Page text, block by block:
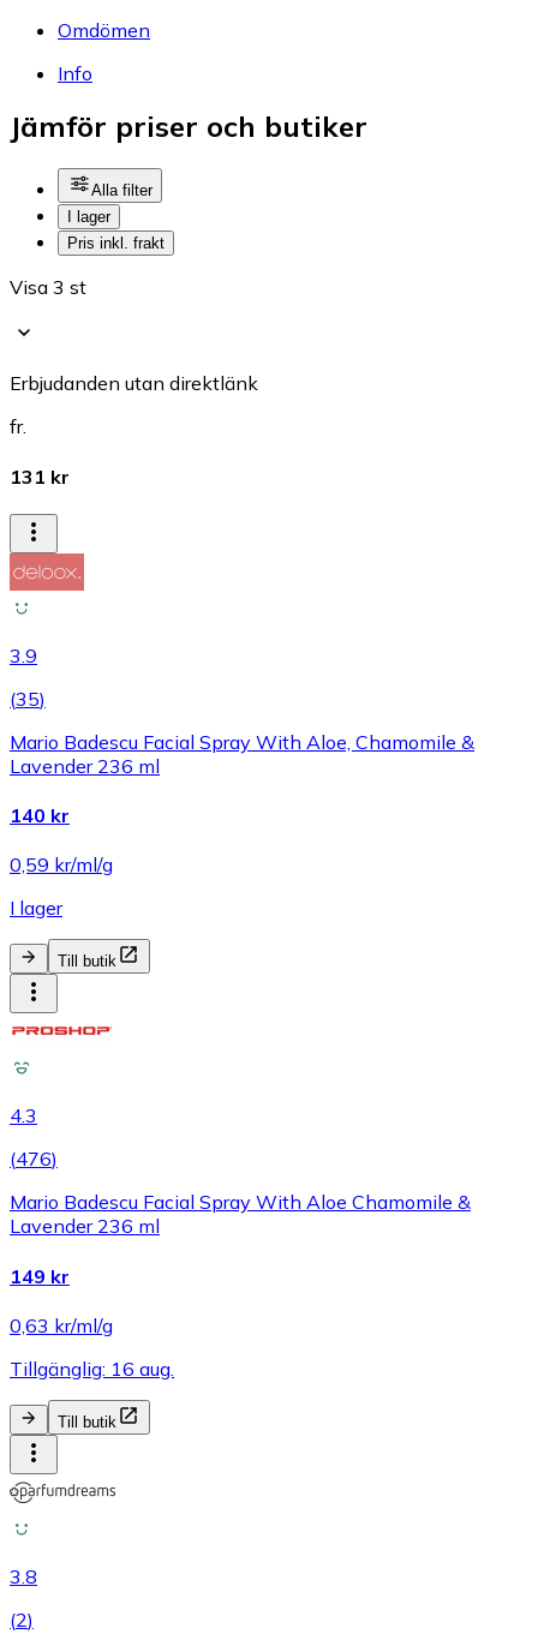
Omdömen
Info
Jämför priser och butiker
Alla filter
I lager
Pris inkl. frakt
Visa 3 st
Erbjudanden utan direktlänk
fr.
131 kr
3.9
(35)
Mario Badescu Facial Spray With Aloe, Chamomile &
Lavender 236 ml
140 kr
0,59 kr/ml/g
I lager
Till butik
4.3
(476)
Mario Badescu Facial Spray With Aloe Chamomile &
Lavender 236 ml
149 kr
0,63 kr/ml/g
Tillgänglig: 16 aug.
Till butik
3.8
(2)